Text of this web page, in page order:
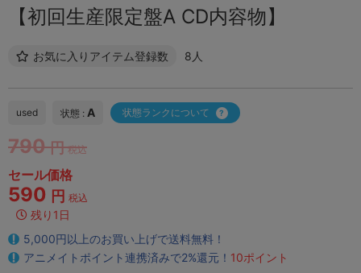
【初回生産限定盤A CD内容物】
お気に入りアイテム登録数 8人
used 状態 : A 状態ランクについて
790 円 税込
セール価格
590 円 税込
残り1日
5,000円以上のお買い上げで送料無料！
アニメイトポイント連携済みで2%還元！ 10ポイント